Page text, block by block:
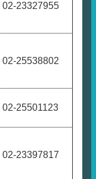
02-23327955
02-25538802
02-25501123
02-23397817